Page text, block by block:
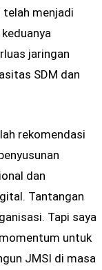
telah menjadi
jaringan
SDM dan
rekomendasi
dan
Tantangan
Tapi saya
untuk
JMSI di masa